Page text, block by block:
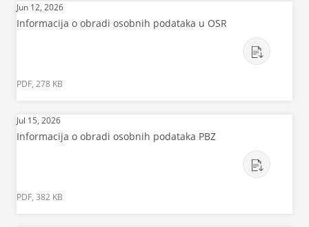
Jun 12, 2026
Informacija o obradi osobnih podataka u OSR
PDF, 278 KB
Jul 15, 2026
Informacija o obradi osobnih podataka PBZ
PDF, 382 KB